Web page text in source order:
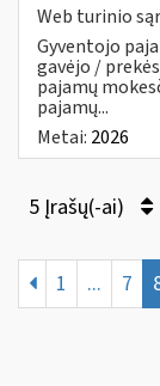
Web turinio
Gyventojo
gavėjo /
pajamų
pajamų...
Metai: 2026
5 Įrašų(-ai)
1 ... 7